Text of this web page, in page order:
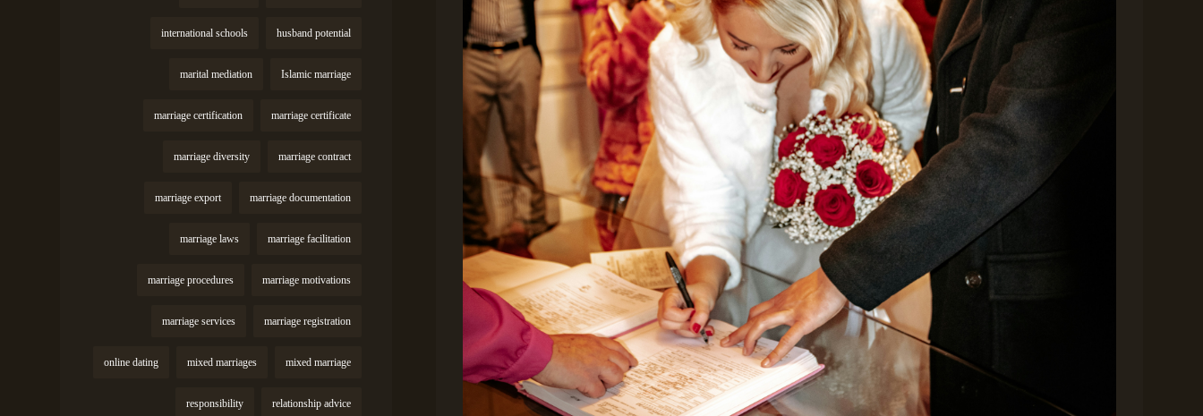
husband potential
international schools
Islamic marriage
marital mediation
marriage certificate
marriage certification
marriage contract
marriage diversity
marriage documentation
marriage export
marriage facilitation
marriage laws
marriage motivations
marriage procedures
marriage registration
marriage services
mixed marriage
mixed marriages
online dating
relationship advice
responsibility